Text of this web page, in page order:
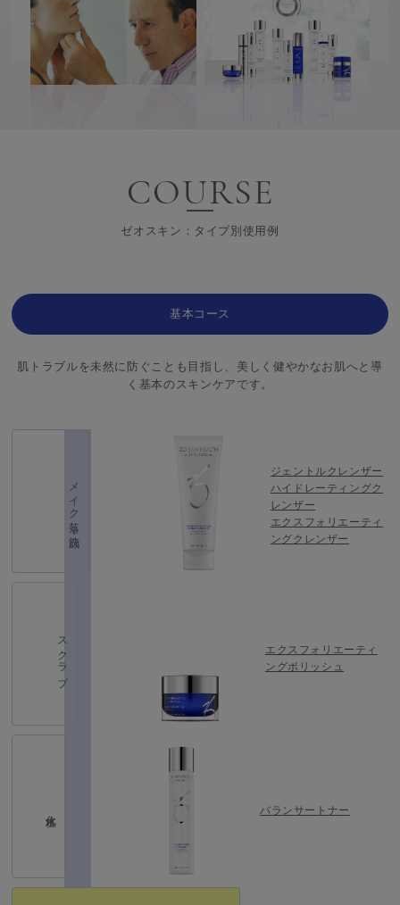
COURSE
ゼオスキン：タイプ別使用例
基本コース
肌トラブルを未然に防ぐことも目指し、美しく健やかなお肌へと導
く基本のスキンケアです。
メイク落し・洗顔
ジェントルクレンザー
ハイドレーティングク
レンザー
エクスフォリエーティ
ングクレンザー
スクラブ
エクスフォリエーティ
ングポリッシュ
バランサートナー